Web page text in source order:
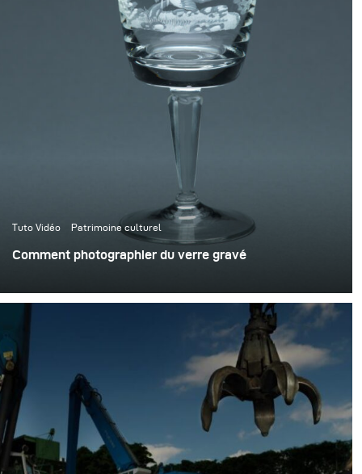
Tuto Vidéo Patrimoine culturel
Comment photographier du verre gravé